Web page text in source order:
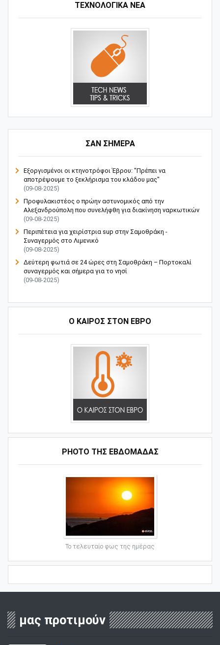
ΤΕΧΝΟΛΟΓΙΚΑ ΝΕΑ
ΣΑΝ ΣΗΜΕΡΑ
Εξοργισμένοι οι κτηνοτρόφοι Έβρου: "Πρέπει να
αποτρέψουμε το ξεκλήρισμα του κλάδου μας"
(09-08-2025)
Προφυλακιστέος ο πρώην αστυνομικός από την
Αλεξανδρούπολη που συνελήφθη για διακίνηση ναρκωτικών
(09-08-2025)
Περιπέτεια για χειρίστρια sup στην Σαμοθράκη -
Συναγερμός στο Λιμενικό
(09-08-2025)
Δεύτερη φωτιά σε 24 ώρες στη Σαμοθράκη – Πορτοκαλί
συναγερμός και σήμερα για το νησί
(09-08-2025)
Ο ΚΑΙΡΟΣ ΣΤΟΝ ΕΒΡΟ
PHOTO ΤΗΣ ΕΒΔΟΜΑΔΑΣ
Το τελευταίο φως της ημέρας
μας προτιμούν